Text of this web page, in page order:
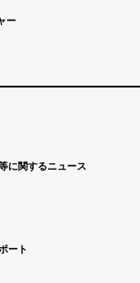
ー
に関するニュース
ート